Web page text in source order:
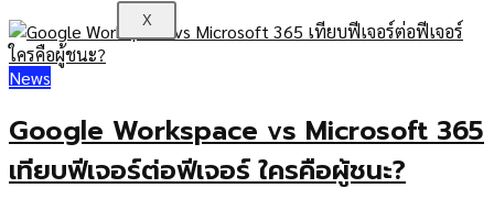
X
News
Google Workspace vs Microsoft 365
เทียบฟีเจอร์ต่อฟีเจอร์ ใครคือผู้ชนะ?